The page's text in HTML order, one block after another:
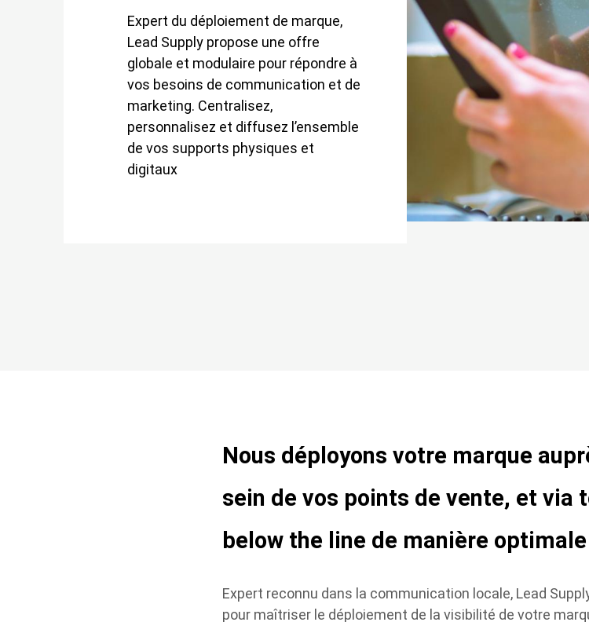
Expert du déploiement de marque,
Lead Supply propose une offre
globale et modulaire pour répondre à
vos besoins de communication et de
marketing. Centralisez,
personnalisez et diffusez l’ensemble
de vos supports physiques et
digitaux
Nous déployons votre marque
sein de vos points de vente, et via
below the line de manière
Expert reconnu dans la communication locale, Lead
pour maîtriser le déploiement de la visibilité​ de votre